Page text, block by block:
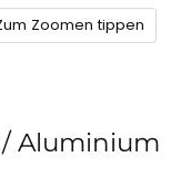
Zoomen tippen
Aluminium